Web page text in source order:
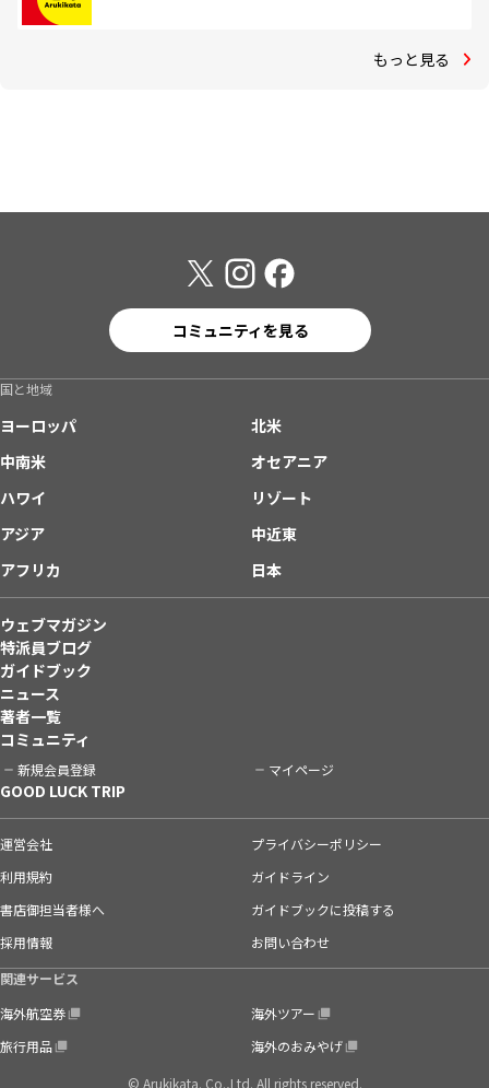
もっと見る
コミュニティを見る
国と地域
ヨーロッパ
北米
中南米
オセアニア
ハワイ
リゾート
アジア
中近東
アフリカ
日本
ウェブマガジン
特派員ブログ
ガイドブック
ニュース
著者一覧
コミュニティ
新規会員登録 マイページ
GOOD LUCK TRIP
運営会社
プライバシーポリシー
利用規約
ガイドライン
書店御担当者様へ
ガイドブックに投稿する
採用情報
お問い合わせ
関連サービス
海外航空券
海外ツアー
旅行用品
海外のおみやげ
© Arukikata. Co.,Ltd. All rights reserved.